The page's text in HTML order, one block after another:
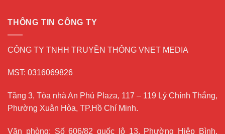
THÔNG TIN CÔNG TY
CÔNG TY TNHH TRUYỀN THÔNG VNET MEDIA
MST: 0316069826
Tầng 3, Tòa nhà An Phú Plaza, 117 – 119 Lý Chính Thắng,
Phường Xuân Hòa, TP.Hồ Chí Minh.
Văn phòng: Số 606/82 quốc lộ 13, Phường Hiệp Bình,